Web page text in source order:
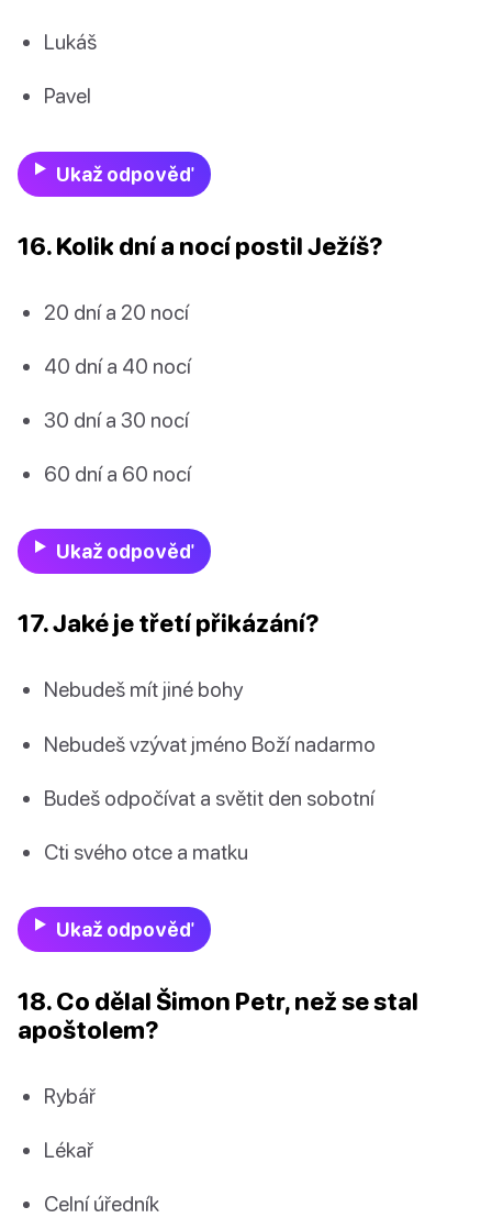
Lukáš
Pavel
Ukaž odpověď
16. Kolik dní a nocí postil Ježíš?
20 dní a 20 nocí
40 dní a 40 nocí
30 dní a 30 nocí
60 dní a 60 nocí
Ukaž odpověď
17. Jaké je třetí přikázání?
Nebudeš mít jiné bohy
Nebudeš vzývat jméno Boží nadarmo
Budeš odpočívat a světit den sobotní
Cti svého otce a matku
Ukaž odpověď
18. Co dělal Šimon Petr, než se stal
apoštolem?
Rybář
Lékař
Celní úředník